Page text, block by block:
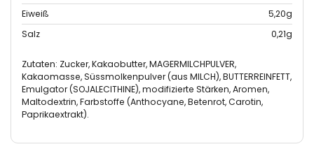
Eiweiß
5,20g
Salz
0,21g
Zutaten: Zucker, Kakaobutter, MAGERMILCHPULVER,
Kakaomasse, Süssmolkenpulver (aus MILCH), BUTTERREINFETT,
Emulgator (SOJALECITHINE), modifizierte Stärken, Aromen,
Maltodextrin, Farbstoffe (Anthocyane, Betenrot, Carotin,
Paprikaextrakt).